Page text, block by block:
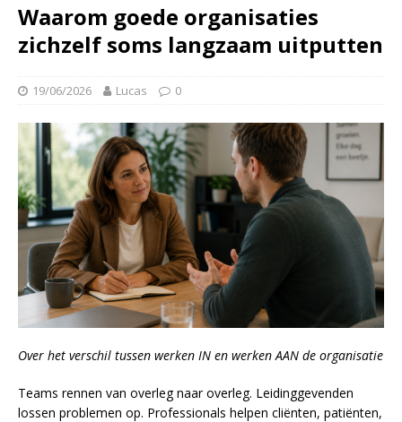
Waarom goede organisaties
zichzelf soms langzaam uitputten
19/06/2026 Lucas 0
Over het verschil tussen werken IN en werken AAN de organisatie
Teams rennen van overleg naar overleg. Leidinggevenden
lossen problemen op. Professionals helpen cliënten, patiënten,